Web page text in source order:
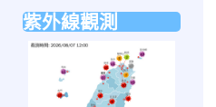
紫外線觀測